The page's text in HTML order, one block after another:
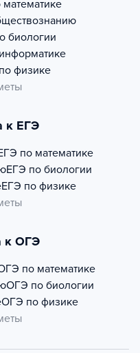
биологии
физике
к ЕГЭ
по математике
ЕГЭ по биологии
ЕГЭ по физике
к ОГЭ
по математике
ОГЭ по биологии
ОГЭ по физике